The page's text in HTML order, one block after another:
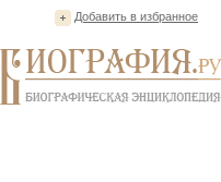
Добавить в избранное